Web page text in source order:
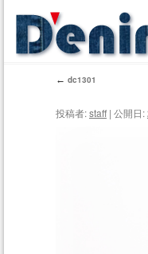
← dc1301
投稿者:staff | 公開日: